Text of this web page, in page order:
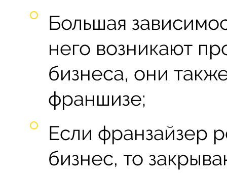
Большая
него возникают
бизнеса, они
франшизе;
Если франзайзер
бизнес, то